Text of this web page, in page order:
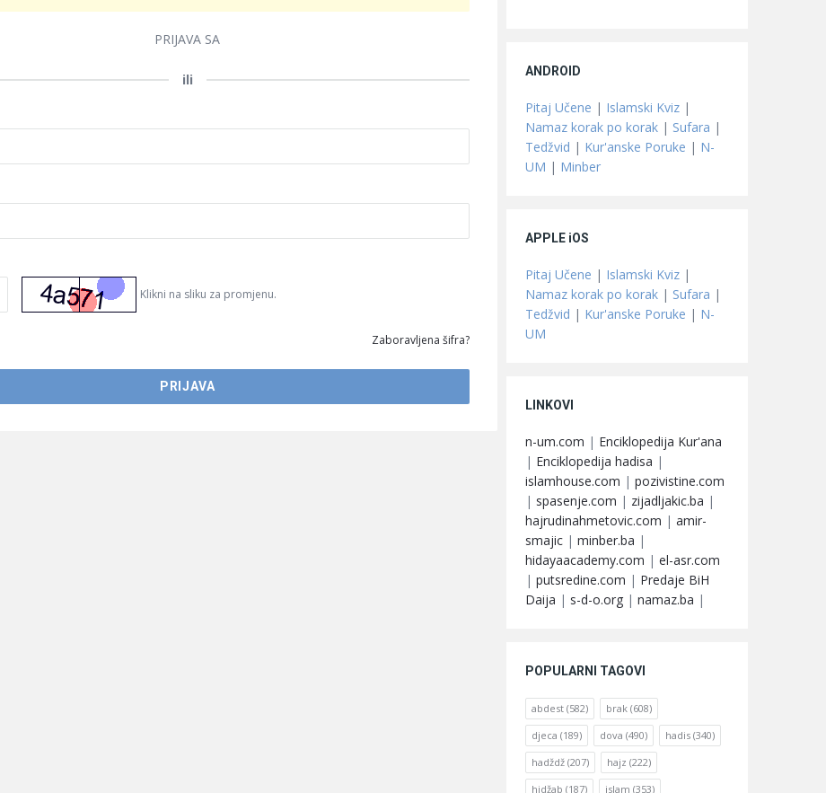
PRIJAVA SA
ili
Klikni na sliku za promjenu.
Zaboravljena šifra?
ANDROID
Pitaj Učene | Islamski Kviz |
Namaz korak po korak | Sufara |
Tedžvid | Kur'anske Poruke | N-
UM | Minber
APPLE iOS
Pitaj Učene | Islamski Kviz |
Namaz korak po korak | Sufara |
Tedžvid | Kur'anske Poruke | N-
UM
LINKOVI
n-um.com | Enciklopedija Kur'ana
| Enciklopedija hadisa |
islamhouse.com | pozivistine.com
| spasenje.com | zijadljakic.ba |
hajrudinahmetovic.com | amir-
smajic | minber.ba |
hidayaacademy.com | el-asr.com
| putsredine.com | Predaje BiH
Daija | s-d-o.org | namaz.ba |
POPULARNI TAGOVI
abdest (582) brak (608)
djeca (189) dova (490) hadis (340)
hadždž (207) hajz (222)
hidžab (187) islam (353)